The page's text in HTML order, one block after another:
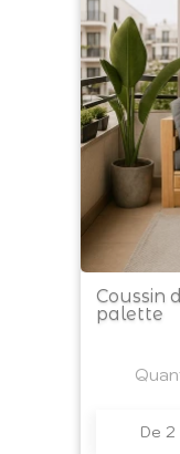
Coussin
palette
De 2